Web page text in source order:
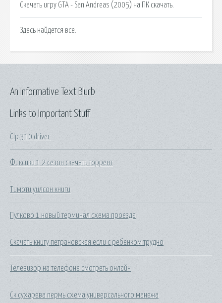
Скачать игру GTA - San Andreas (2005) на ПК скачать.
Здесь найдется все.
Links to Important Stuff
Clp 310 driver
Фиксики 1 2 сезон скачать торрент
Тимоти уилсон книги
Пулково 1 новый терминал схема проезда
Скачать книгу петрановская если с ребенком трудно
Телевизор на телефоне смотреть онлайн
Ск сухарева пермь схема универсального манежа
An Informative Text Blurb